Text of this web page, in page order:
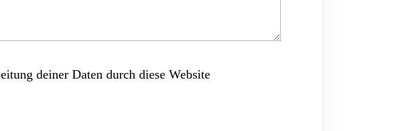
deiner Daten durch diese Website